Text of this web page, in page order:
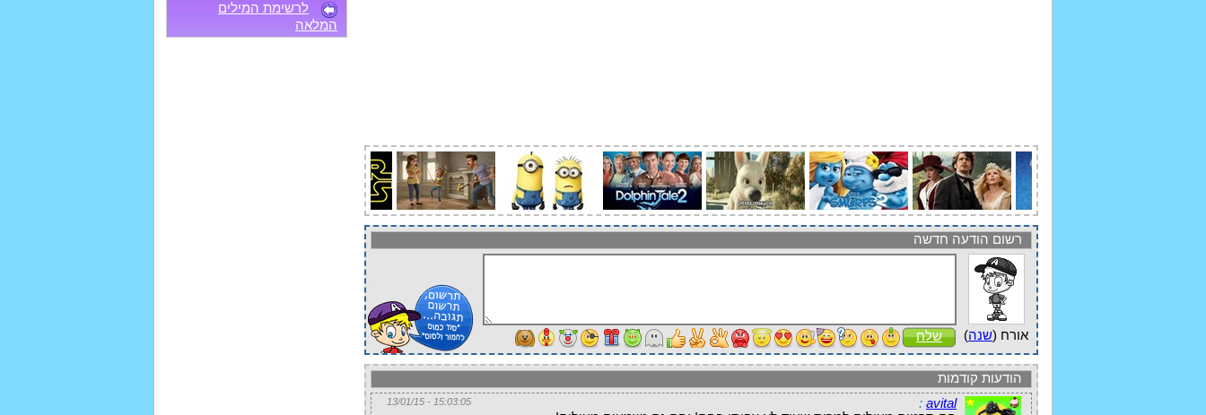
רשום הודעה חדשה
אורח (שנה) שלח
הודעות קודמות
avital
:
15:03:05 - 13/01/15
לרשימת המילים
המלאה